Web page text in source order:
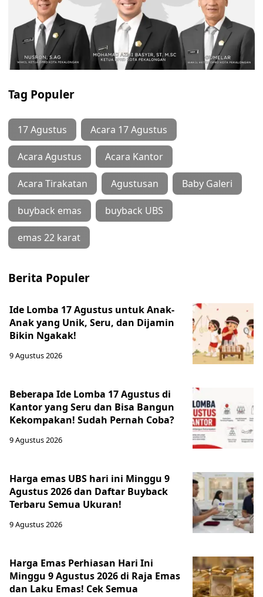
Tag Populer
17 Agustus Acara 17 Agustus
Acara Agustus Acara Kantor
Acara Tirakatan Agustusan Baby Galeri
buyback emas buyback UBS
emas 22 karat
Berita Populer
Ide Lomba 17 Agustus untuk Anak-
Anak yang Unik, Seru, dan Dijamin
Bikin Ngakak!
9 Agustus 2026
Beberapa Ide Lomba 17 Agustus di
Kantor yang Seru dan Bisa Bangun
Kekompakan! Sudah Pernah Coba?
9 Agustus 2026
Harga emas UBS hari ini Minggu 9
Agustus 2026 dan Daftar Buyback
Terbaru Semua Ukuran!
9 Agustus 2026
Harga Emas Perhiasan Hari Ini
Minggu 9 Agustus 2026 di Raja Emas
dan Laku Emas! Cek Semua